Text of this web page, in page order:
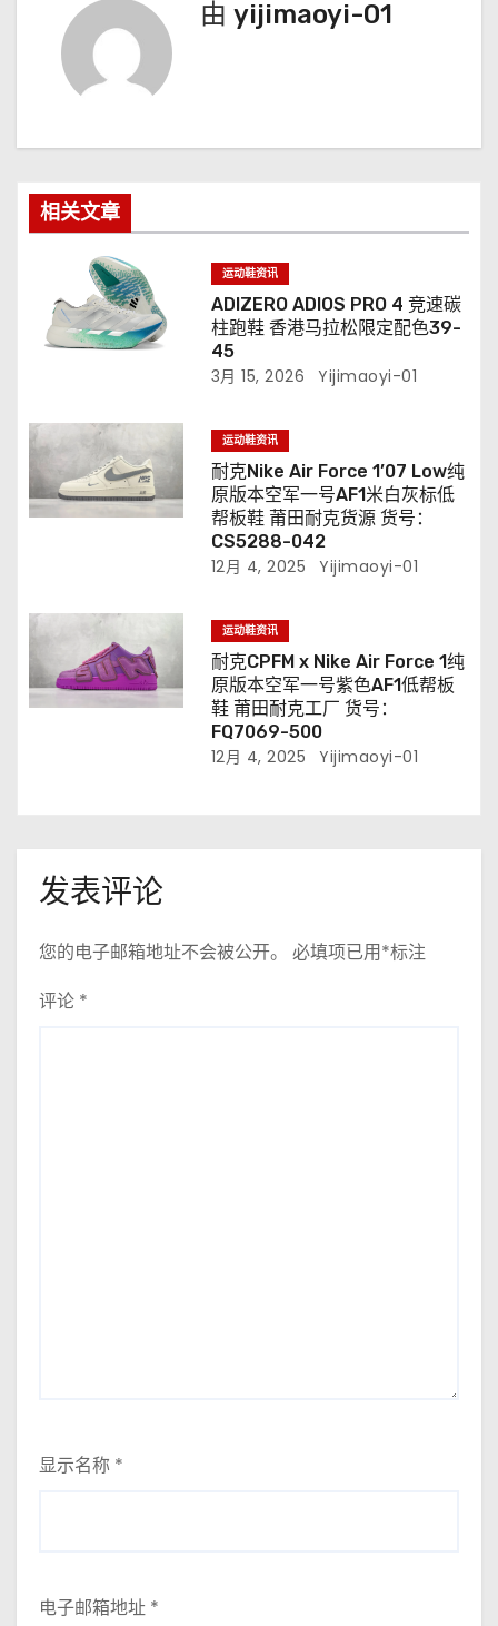
由 yijimaoyi-01
相关文章
运动鞋资讯
ADIZERO ADIOS PRO 4 竞速碳
柱跑鞋 香港马拉松限定配色39-
45
3月 15, 2026 Yijimaoyi-01
运动鞋资讯
耐克Nike Air Force 1’07 Low纯
原版本空军一号AF1米白灰标低
帮板鞋 莆田耐克货源 货号：
CS5288-042
12月 4, 2025 Yijimaoyi-01
运动鞋资讯
耐克CPFM x Nike Air Force 1纯
原版本空军一号紫色AF1低帮板
鞋 莆田耐克工厂 货号：
FQ7069-500
12月 4, 2025 Yijimaoyi-01
发表评论
您的电子邮箱地址不会被公开。 必填项已用*标注
评论 *
显示名称 *
电子邮箱地址 *